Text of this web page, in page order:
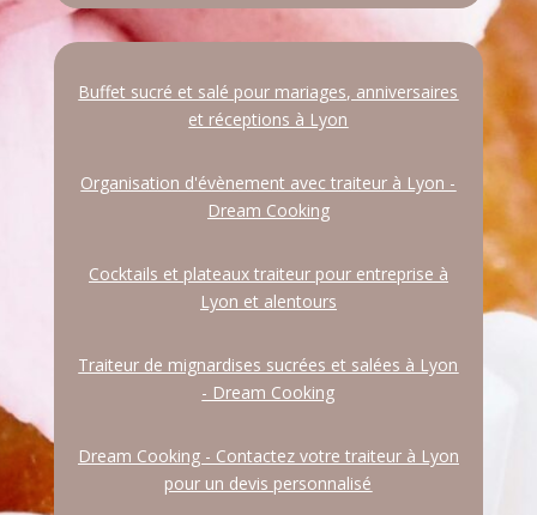
Buffet sucré et salé pour mariages, anniversaires
et réceptions à Lyon
Organisation d'évènement avec traiteur à Lyon -
Dream Cooking
Cocktails et plateaux traiteur pour entreprise à
Lyon et alentours
Traiteur de mignardises sucrées et salées à Lyon
- Dream Cooking
Dream Cooking - Contactez votre traiteur à Lyon
pour un devis personnalisé